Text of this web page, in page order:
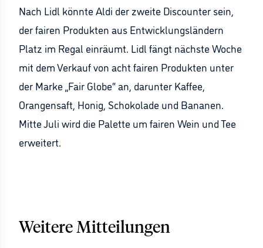
Nach Lidl könnte Aldi der zweite Discounter sein,
der fairen Produkten aus Entwicklungsländern
Platz im Regal einräumt. Lidl fängt nächste Woche
mit dem Verkauf von acht fairen Produkten unter
der Marke „Fair Globe“ an, darunter Kaffee,
Orangensaft, Honig, Schokolade und Bananen.
Mitte Juli wird die Palette um fairen Wein und Tee
erweitert.
Weitere Mitteilungen